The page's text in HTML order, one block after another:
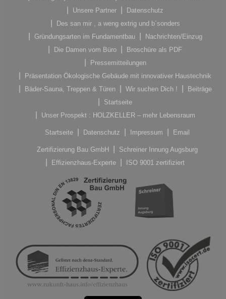
Unsere Partner
Datenschutz
Des san mir , a weng extrig und b´sonders
Gründungsarten im Fundamentbau
Nachrichten/Einzug
Die Damen vom Büro
Broschüre als PDF
Pressemitteilungen
Präsentation Ökologische Gebäude mit innovativer Haustechnik
Bäder-Sauna, Treppen & Türen
Wir suchen Dich !
Beiträge
Startseite
Unser Prospekt : HOLZKELLER – mehr Lebensraum
Startseite Datenschutz Impressum Email
Zertifizierung Bau GmbH
Schreiner Innung Augsburg
Effizienzhaus-Experte
ISO 9001 zertifiziert